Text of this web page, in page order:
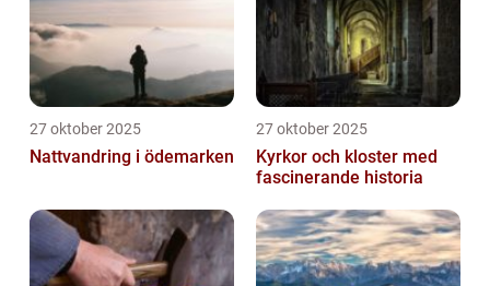
27 oktober 2025
Nattvandring i ödemarken
27 oktober 2025
Kyrkor och kloster med
fascinerande historia